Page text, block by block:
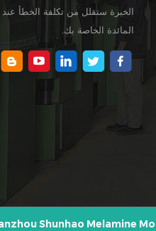
الخبرة ستقلل من تكلفة الخطأ
المائدة الخاصة بك.